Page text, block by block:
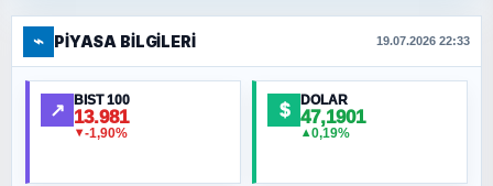
⌁ PIYASA BILGILERI 19.07.2026 22:33
↗ BIST 100
13.981
▼-1,90%
$ DOLAR
47,1901
▲0,19%